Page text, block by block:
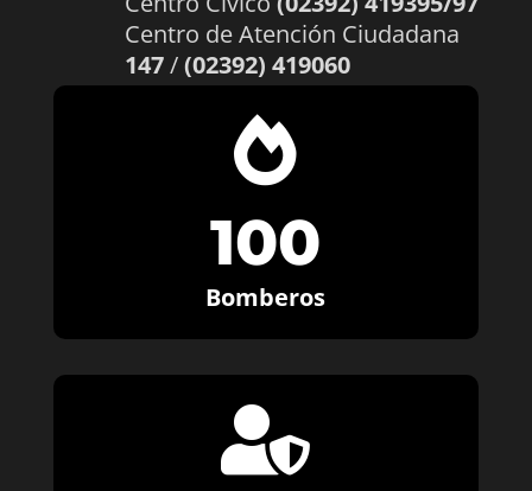
Centro de Atención Ciudadana
147/(02392) 419060

100
Bomberos
